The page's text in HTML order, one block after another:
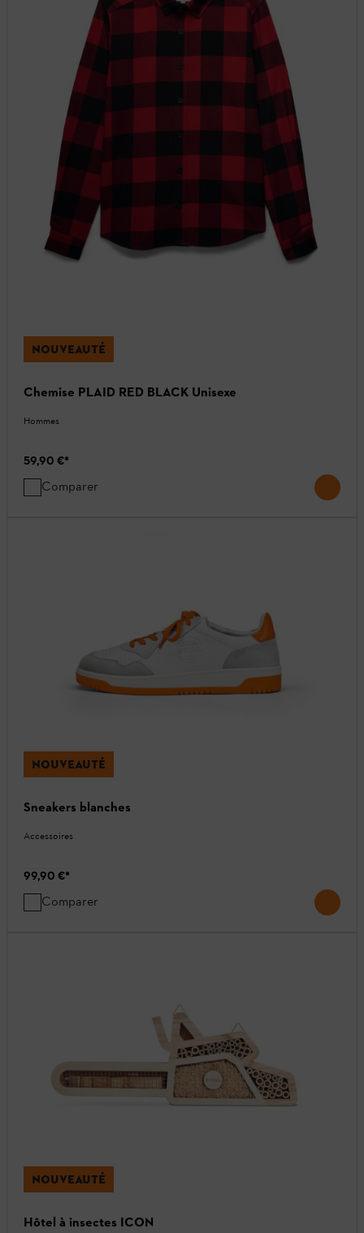
NOUVEAUTÉ
Chemise PLAID RED BLACK Unisexe
Hommes
59,90 €*
Comparer
NOUVEAUTÉ
Sneakers blanches
Accessoires
99,90 €*
Comparer
NOUVEAUTÉ
Hôtel à insectes ICON